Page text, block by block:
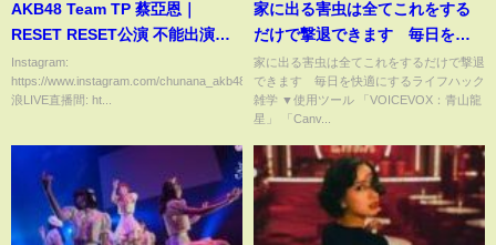
AKB48 Team TP 蔡亞恩｜
RESET RESET公演 不能出演只
好給大家誠意滿滿的居家公演
《直播精華》
Instagram:
https://www.instagram.com/chunana_akb48teamtp/
浪LIVE直播間: ht...
家に出る害虫は全てこれをする
だけで撃退できます 毎日を快
適にするライフハック雑学
家に出る害虫は全てこれをするだけで撃退
できます 毎日を快適にするライフハック
雑学 ▼使用ツール 「VOICEVOX：青山龍
星」 「Canv...